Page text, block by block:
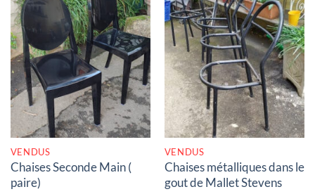
RUPTURE DE STOCK
VENDUS
Chaises Seconde Main (
paire)
RUPTURE DE STOCK
VENDUS
Chaises métalliques dans le
gout de Mallet Stevens